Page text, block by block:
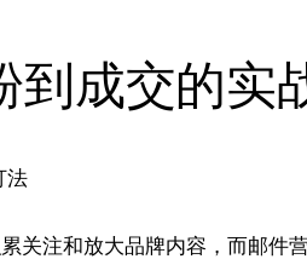
成交的实
关注和放大品牌内容，而邮件